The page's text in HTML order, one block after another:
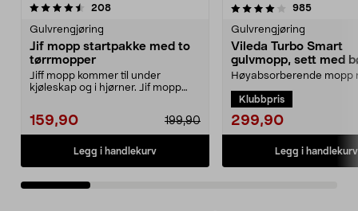
208anmeldelser
Gulvrengjøring
Jif mopp startpakke med to
tørrmopper
Jiff mopp kommer til under
kjøleskap og i hjørner. Jif mopp
159,90 199,90
Legg i handlekurv
4.0 av 5 stjerner 985
Gulvrengjøring
Vileda Turbo Smart
gulvmopp, sett med
utvrider
Høyabsorberende mopp
Smart mopp med bøtte ...
Klubbpris
299,90
Legg i handlekurv
4.5 av 5 stjerner